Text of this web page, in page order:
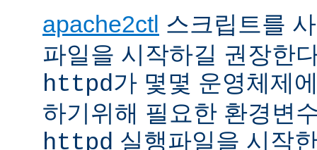
apache2ctl 스크립트를
파일을 시작하길 권장한
httpd가 몇몇 운영체제
하기위해 필요한 환경변
httpd 실행파일을 시작